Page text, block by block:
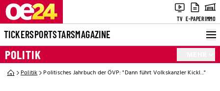
TV E-PAPERIMMO
TICKERSPORTSTARSMAGAZINE
POLITIK
Politik Politisches Jahrbuch der ÖVP: "Dann führt Volkskanzler Kickl..."